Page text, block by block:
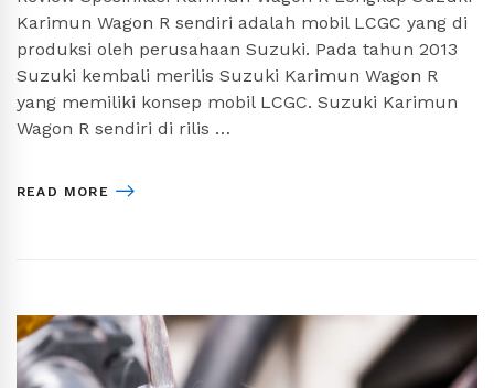
Karimun Wagon R sendiri adalah mobil LCGC yang di
produksi oleh perusahaan Suzuki. Pada tahun 2013
Suzuki kembali merilis Suzuki Karimun Wagon R
yang memiliki konsep mobil LCGC. Suzuki Karimun
Wagon R sendiri di rilis …
READ MORE